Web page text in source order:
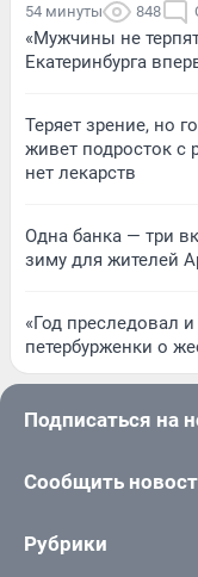
54 минуты 848
«Мужчины не
Екатеринбурга
Теряет зрение, но
живет подросток с
нет лекарств
Одна банка — три
зиму для жителей
«Год преследовал
петербурженки о
Подписаться на
Сообщить
Рубрики